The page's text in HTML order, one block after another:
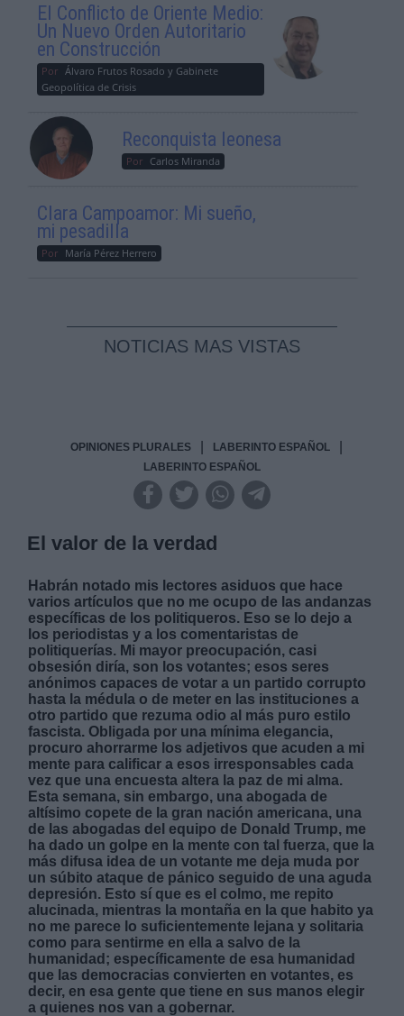
El Conflicto de Oriente Medio:
Un Nuevo Orden Autoritario
en Construcción
Por Álvaro Frutos Rosado y Gabinete
Geopolítica de Crisis
Reconquista leonesa
Por Carlos Miranda
Clara Campoamor: Mi sueño,
mi pesadilla
Por María Pérez Herrero
NOTICIAS MAS VISTAS
OPINIONES PLURALES LABERINTO ESPAÑOL
LABERINTO ESPAÑOL
El valor de la verdad
Habrán notado mis lectores asiduos que hace
varios artículos que no me ocupo de las andanzas
específicas de los politiqueros. Eso se lo dejo a
los periodistas y a los comentaristas de
politiquerías. Mi mayor preocupación, casi
obsesión diría, son los votantes; esos seres
anónimos capaces de votar a un partido corrupto
hasta la médula o de meter en las instituciones a
otro partido que rezuma odio al más puro estilo
fascista. Obligada por una mínima elegancia,
procuro ahorrarme los adjetivos que acuden a mi
mente para calificar a esos irresponsables cada
vez que una encuesta altera la paz de mi alma.
Esta semana, sin embargo, una abogada de
altísimo copete de la gran nación americana, una
de las abogadas del equipo de Donald Trump, me
ha dado un golpe en la mente con tal fuerza, que la
más difusa idea de un votante me deja muda por
un súbito ataque de pánico seguido de una aguda
depresión. Esto sí que es el colmo, me repito
alucinada, mientras la montaña en la que habito ya
no me parece lo suficientemente lejana y solitaria
como para sentirme en ella a salvo de la
humanidad; específicamente de esa humanidad
que las democracias convierten en votantes, es
decir, en esa gente que tiene en sus manos elegir
a quienes nos van a gobernar.